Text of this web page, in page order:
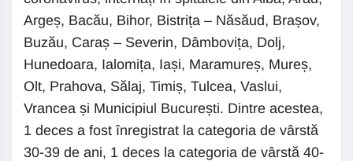
Argeș, Bacău, Bihor, Bistrița – Năsăud, Brașov,
Buzău, Caraș – Severin, Dâmbovița, Dolj,
Hunedoara, Ialomița, Iași, Maramureș, Mureș,
Olt, Prahova, Sălaj, Timiș, Tulcea, Vaslui,
Vrancea și Municipiul București. Dintre acestea,
1 deces a fost înregistrat la categoria de vârstă
30-39 de ani, 1 deces la categoria de vârstă 40-